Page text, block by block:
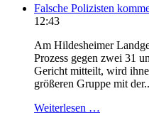
Falsche Polizisten
12:43
Am Hildesheimer
Prozess gegen zwei 31
Gericht mitteilt, wird
größeren Gruppe mit
Weiterlesen …